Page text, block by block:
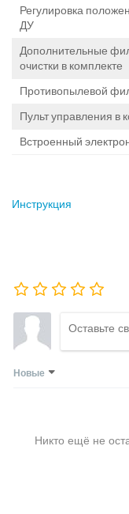
Регулировка
ДУ
Дополнительные
очистки в комплекте
Противопылевой
Пульт управления в
Встроенный
Инструкция
Новые
Никто ещё не